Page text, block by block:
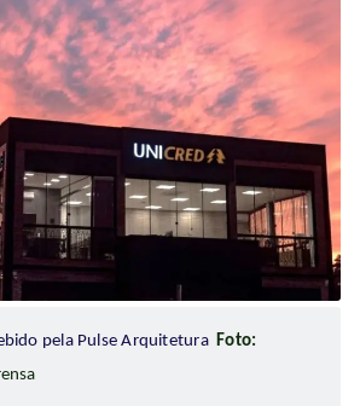
pela Pulse Arquitetura Foto: